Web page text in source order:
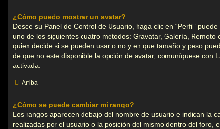
¿Cómo puedo mostrar un avatar?
Desde su Panel de Control de Usuario, haga clic en “Perfil”
uno de los siguientes cuatro métodos: Gravatar, Galería, Remoto
quien decide si se pueden usar o no y en que tamaño y peso
de que no este disponible la opción de avatar, comuníquese con
activada.
Arriba
¿Cómo se puede cambiar mi rango?
Los rangos aparecen debajo del nombre de usuario e indican la
realizadas por el usuario o la posición del mismo dentro del foro,